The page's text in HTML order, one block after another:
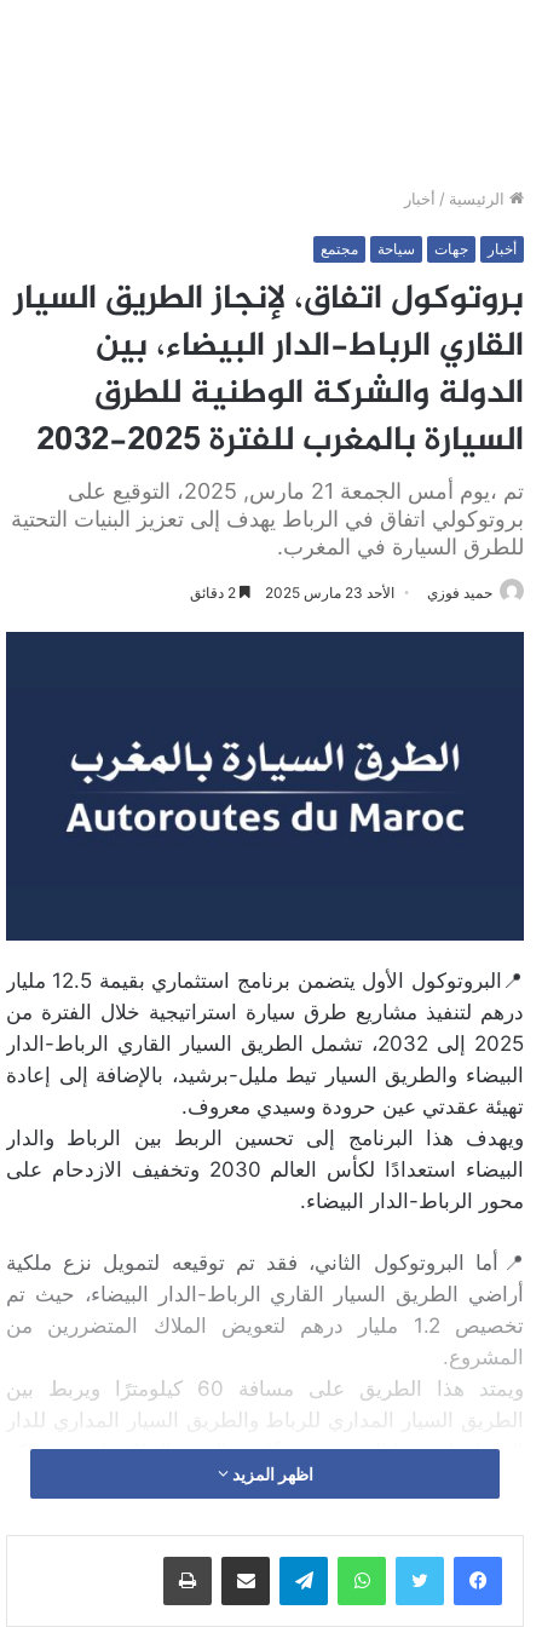
الرئيسية / أخبار
أخبار جهات سياحة مجتمع
بروتوكول اتفاق، لإنجاز الطريق السيار
القاري الرباط-الدار البيضاء، بين
الدولة والشركة الوطنية للطرق
السيارة بالمغرب للفترة 2025-2032
تم ،يوم أمس الجمعة 21 مارس, 2025، التوقيع على
بروتوكولي اتفاق في الرباط يهدف إلى تعزيز البنيات التحتية
للطرق السيارة في المغرب.
حميد فوزي الأحد 23 مارس 2025
📍البروتوكول الأول يتضمن برنامج استثماري بقيمة 12.5 مليار
درهم لتنفيذ مشاريع طرق سيارة استراتيجية خلال الفترة من
2025 إلى 2032، تشمل الطريق السيار القاري الرباط-الدار
البيضاء والطريق السيار تيط مليل-برشيد، بالإضافة إلى إعادة
تهيئة عقدتي عين حرودة وسيدي معروف.
ويهدف هذا البرنامج إلى تحسين الربط بين الرباط والدار
البيضاء استعدادًا لكأس العالم 2030 وتخفيف الازدحام على
محور الرباط-الدار البيضاء.
📍أما البروتوكول الثاني، فقد تم توقيعه لتمويل نزع ملكية
أراضي الطريق السيار القاري الرباط-الدار البيضاء، حيث تم
تخصيص 1.2 مليار درهم لتعويض الملاك المتضررين من
المشروع.
ويمتد هذا الطريق على مسافة 60 كيلومترًا ويربط بين
الطريق السيار المداري للرباط والطريق السيار المداري للدار
البيضاء. يُعد هذا المشروع جزءًا من الرؤية الملكية لتعزيز شبكة
الطرق الوطنية وتحسين البنية التحتية للنقل في المغرب.
الدولة والشركة الوطنية للطرق السيارة بالمغرب على الفترة
2025-2032 ، المتعلق ببرنامج استثماري لإنجاز مشاريع طرق
اظهر المزيد
واتساب تيلقرام مشاركة عبر البريد طباعة